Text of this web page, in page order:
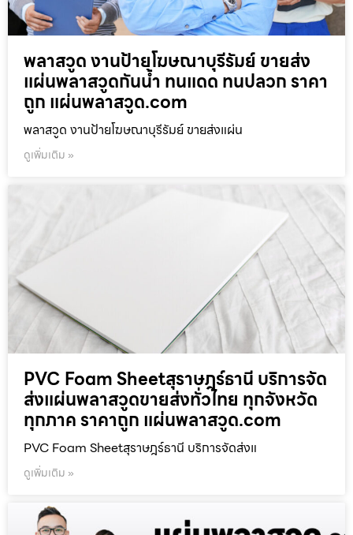
พลาสวูด งานป้ายโฆษณาบุรีรัมย์ ขายส่ง
แผ่นพลาสวูดกันน้ำ ทนแดด ทนปลวก ราคา
ถูก แผ่นพลาสวูด.com
พลาสวูด งานป้ายโฆษณาบุรีรัมย์ ขายส่งแผ่น
ดูเพิ่มเติม »
PVC Foam Sheetสุราษฎร์ธานี บริการจัด
ส่งแผ่นพลาสวูดขายส่งทั่วไทย ทุกจังหวัด
ทุกภาค ราคาถูก แผ่นพลาสวูด.com
PVC Foam Sheetสุราษฎร์ธานี บริการจัดส่งแ
ดูเพิ่มเติม »